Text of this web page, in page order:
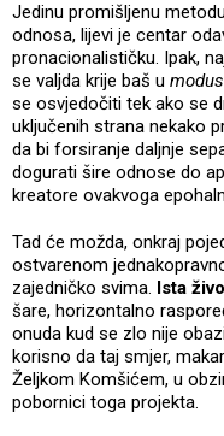
Jedinu promišljenu
odnosa, lijevi je centar
pronacionalističku. Ipak,
se valjda krije baš u
se osvjedočiti tek ako se
uključenih strana nekako
da bi forsiranje daljnje
dogurati šire odnose do
kreatore ovakvoga
Tad će možda, onkraj
ostvarenom
zajedničko svima. Ista
šare, horizontalno
onuda kud se zlo nije
korisno da taj smjer,
Željkom Komšićem, u
pobornici toga projekta.